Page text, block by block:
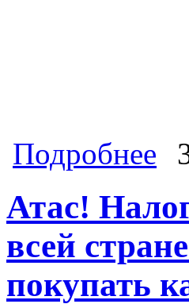
Подробнее о
Атас!
всей
покупать